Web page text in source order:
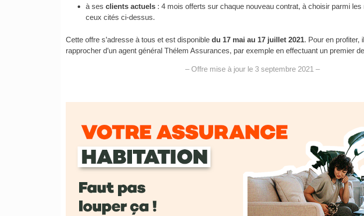
à ses clients actuels : 4 mois offerts sur chaque nouveau contrat, à choisir parmi
ceux cités ci-dessus.
Cette offre s’adresse à tous et est disponible du 17 mai au 17 juillet 2021. Pour en profiter,
rapprocher d’un agent général Thélem Assurances, par exemple en effectuant un premier
– Offre mise à jour le 3 septembre 2021 –